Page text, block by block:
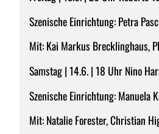
Szenische Einrichtung: Petra
Mit: Kai Markus Brecklinghaus,
Samstag | 14.6. | 18 Uhr Nino
Szenische Einrichtung: Manuela
Mit: Natalie Forester, Christian